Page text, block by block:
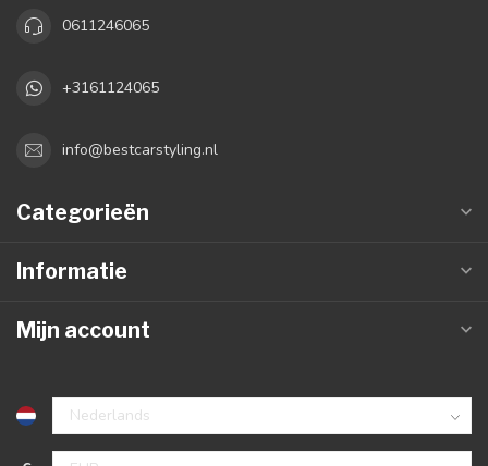
0611246065
+3161124065
info@bestcarstyling.nl
Categorieën
Informatie
Mijn account